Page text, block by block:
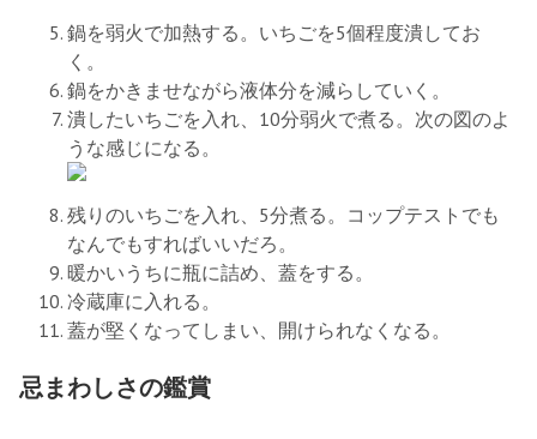
鍋を弱火で加熱する。いちごを5個程度潰してお
く。
鍋をかきませながら液体分を減らしていく。
潰したいちごを入れ、10分弱火で煮る。次の図のよ
うな感じになる。
残りのいちごを入れ、5分煮る。コップテストでも
なんでもすればいいだろ。
暖かいうちに瓶に詰め、蓋をする。
冷蔵庫に入れる。
蓋が堅くなってしまい、開けられなくなる。
忌まわしさの鑑賞